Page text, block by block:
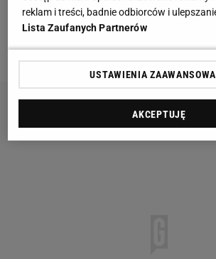
turnieju uspokoili sytuację. Nic
Trafienia Soto i Justina Rennicksa
reprezentacjiUSA.
reklam i treści, badnie odbiorców i
Lista Zaufanych Partnerów
USTAWIENIA
AKCEPTUJĘ